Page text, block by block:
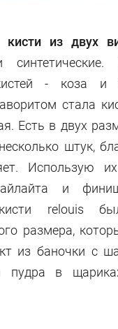
кисти из двух
- коза
стала
Есть в двух
штук,
Использую
и
relouis
размера,
из баночки с
в